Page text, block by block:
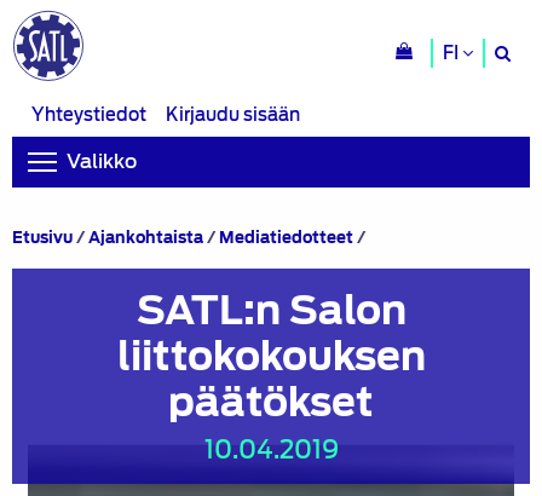
FI
Yhteystiedot
Kirjaudu sisään
Valikko
Etusivu/Ajankohtaista/ Mediatiedotteet/SATL:n
päätökset
SATL:n Salon
liittokokouksen
päätökset
10.04.2019